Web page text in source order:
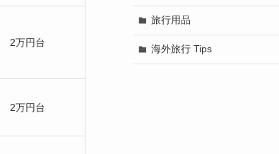
2万円台
2万円台
旅行用品
海外旅行 Tips